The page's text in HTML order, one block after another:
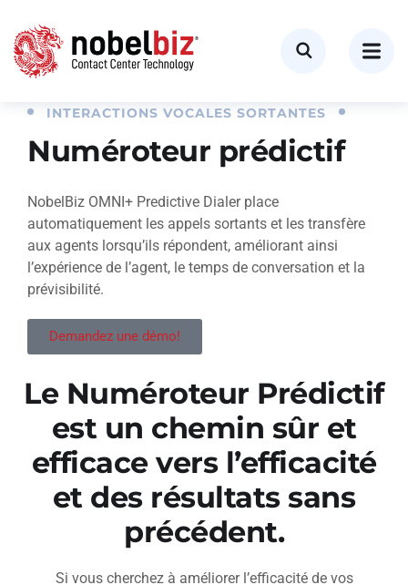
INTERACTIONS VOCALES SORTANTES
Numéroteur prédictif
NobelBiz OMNI+ Predictive Dialer place
automatiquement les appels sortants et les transfère
aux agents lorsqu’ils répondent, améliorant ainsi
l’expérience de l’agent, le temps de conversation et la
prévisibilité.
Demandez une démo!
Le Numéroteur Prédictif
est un chemin sûr et
efficace vers l’efficacité
et des résultats sans
précédent.
Si vous cherchez à améliorer l’efficacité de vos